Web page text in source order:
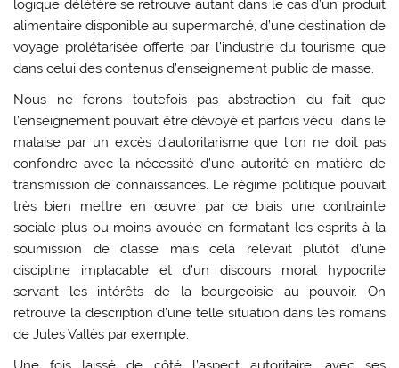
logique délétère se retrouve autant dans le cas d’un produit
alimentaire disponible au supermarché, d’une destination de
voyage prolétarisée offerte par l’industrie du tourisme que
dans celui des contenus d’enseignement public de masse.
Nous ne ferons toutefois pas abstraction du fait que
l’enseignement pouvait être dévoyé et parfois vécu dans le
malaise par un excès d’autoritarisme que l’on ne doit pas
confondre avec la nécessité d’une autorité en matière de
transmission de connaissances. Le régime politique pouvait
très bien mettre en œuvre par ce biais une contrainte
sociale plus ou moins avouée en formatant les esprits à la
soumission de classe mais cela relevait plutôt d’une
discipline implacable et d’un discours moral hypocrite
servant les intérêts de la bourgeoisie au pouvoir. On
retrouve la description d’une telle situation dans les romans
de Jules Vallès par exemple.